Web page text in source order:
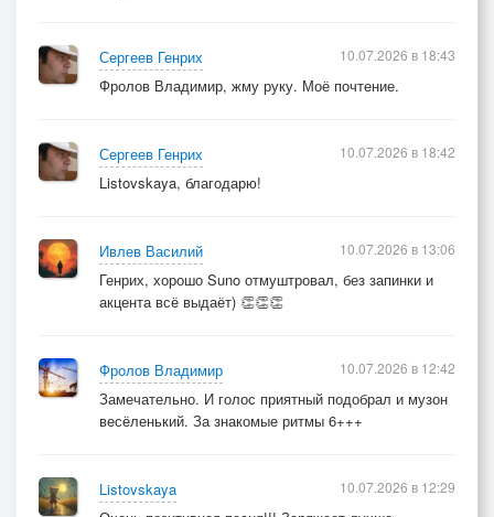
Сергеев Генрих
Фролов Владимир, жму руку. Моё почтение.
10.07.2026 в 18:43
Сергеев Генрих
Listovskaya, благодарю!
10.07.2026 в 18:42
Ивлев Василий
Генрих, хорошо Suno отмуштровал, без запинки и
акцента всё выдаёт) 👏👏👏
10.07.2026 в 13:06
Фролов Владимир
Замечательно. И голос приятный подобрал и музон
весёленький. За знакомые ритмы 6+++
10.07.2026 в 12:42
Listovskaya
10.07.2026 в 12:29